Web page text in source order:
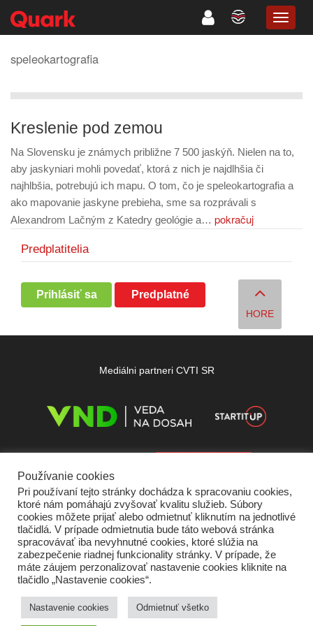
speleokartografia
Kreslenie pod zemou
Na Slovensku je známych približne 7 500 jaskýň. Nielen na to,
aby jaskyniari mohli povedať, ktorá z nich je najdlhšia či
najhlbšia, potrebujú ich mapu. O tom, čo je speleokartografia a
ako mapovanie jaskyne prebieha, sme sa rozprávali s
Alexandrom Lačným z Katedry geológie a… pokračuj
Predplatitelia
Prihlásiť sa Predplatné
HORE
Mediálni partneri CVTI SR
Domov O nás Kontakt Vydavateľ
Podmienky používania
Ochrana súkromia Štatút súťaží
Partneri
RSS Sitemap
Používanie cookies
Pri používaní tejto stránky dochádza k spracovaniu cookies,
ktoré nám pomáhajú zvyšovať kvalitu služieb. Súbory
cookies môžete prijať alebo odmietnuť kliknutím na jednotlivé
tlačidlá. V prípade odmietnutia bude táto webová stránka
spracovávať iba nevyhnutné cookies, ktoré slúžia na
zabezpečenie riadnej funkcionality stránky. V prípade, že
máte záujem perzonalizovať nastavenie cookies kliknite na
tlačidlo „Nastavenie cookies“.
Nastavenie cookies Odmietnuť všetko